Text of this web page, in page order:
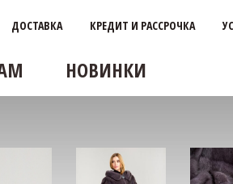
ДОСТАВКА КРЕДИТ И РАССРОЧКА
НОВИНКИ